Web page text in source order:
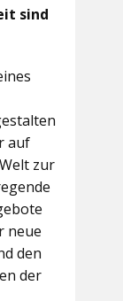
sind
auf
zur
neue
den
der